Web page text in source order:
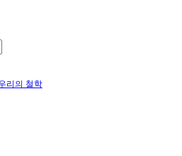
리의 철학